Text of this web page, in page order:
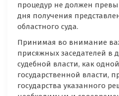
процедур не должен
дня получения
областного суда.
Принимая во внимание
присяжных заседателей в
судебной власти, как
государственной власти,
государства указанного